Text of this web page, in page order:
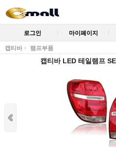
로그인 마이페이지
캡티바 램프부품
캡티바 LED 테일램프